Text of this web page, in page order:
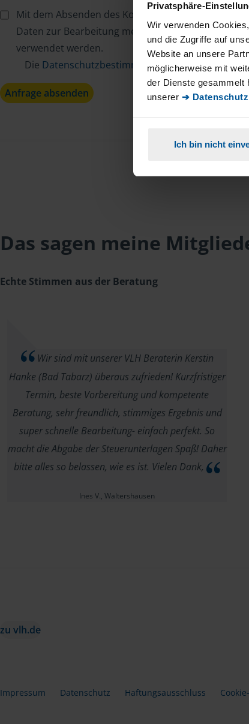
Privatsphäre-
Wir verwenden
und die Zugriffe auf
Website an unsere
möglicherweise mit
der Dienste gesammelt
unserer ➔
Ich bin nicht
Mit dem Absenden des Kontaktformulars erkläre
Daten zur Bearbeitung meines Anliegens sowie
verwendet werden.
Die Datenschutzbestimmungenhabe ich zur
Anfrage absenden
Das sagen meine
Echte Stimmen aus der Beratung
Wir sind mit unserer VLH Beraterin Kerstin
Hanke (Bad Tabarz) überaus zufrieden! Kurzfristiger
Termin, beste Vorbereitung und kompetente
Beratung, sehr freundlich, stimmiges Ergebnis und
super schnelle Bearbeitung- einfach perfekt. So
macht die Abgabe der Steuerunterlagen Spaß! Daher
bitte alles so belassen, wie es ist. Vielen Dank,
Ines V., Waltershausen
zu vlh.de
Impressum Datenschutz Haftungsausschluss